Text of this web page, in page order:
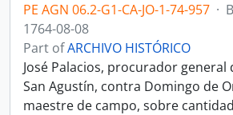
PE AGN 06.2-G1-CA-JO-1-74-957 ·
1764-08-08
Part ofARCHIVO HISTÓRICO
José Palacios, procurador general
San Agustín, contra Domingo de
maestre de campo, sobre